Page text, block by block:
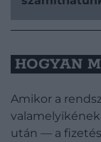
HOGYAN
Amikor a
után — a